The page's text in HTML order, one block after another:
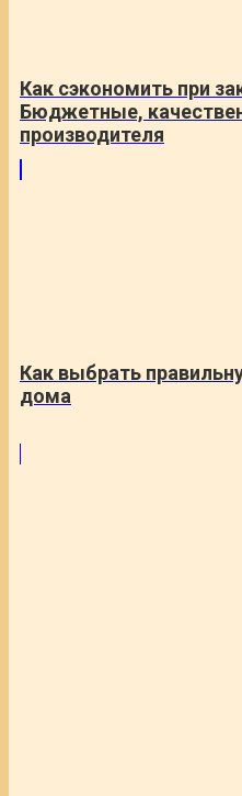
Как сэкономить при
Бюджетные,
производителя
Как выбрать
дома